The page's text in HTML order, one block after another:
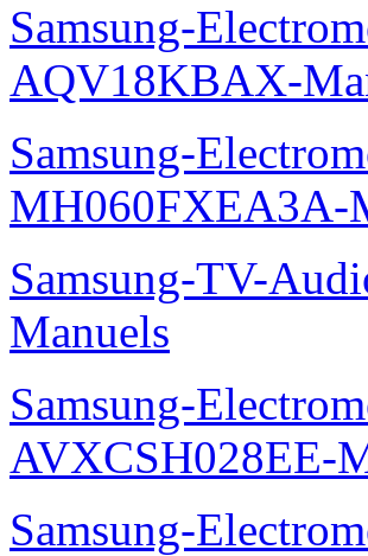
Samsung-
AQV18KBAX-
Samsung-
MH060FXEA3A-
Samsung-TV-
Manuels
Samsung-
AVXCSH028EE-
Samsung-